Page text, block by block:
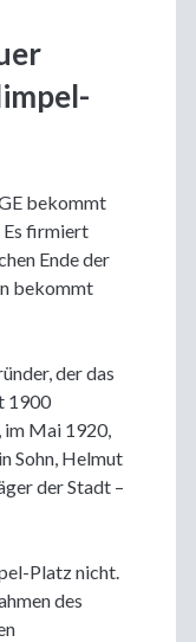
bekommt
Es firmiert
Ende der
bekommt
der das
1900
im Mai 1920,
Sohn, Helmut
der Stadt –
Platz nicht.
des